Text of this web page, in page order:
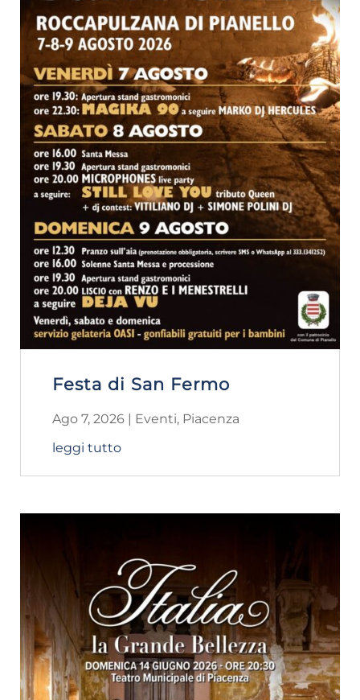
Festa di San Fermo
Ago 7, 2026| Eventi, Piacenza
leggi tutto